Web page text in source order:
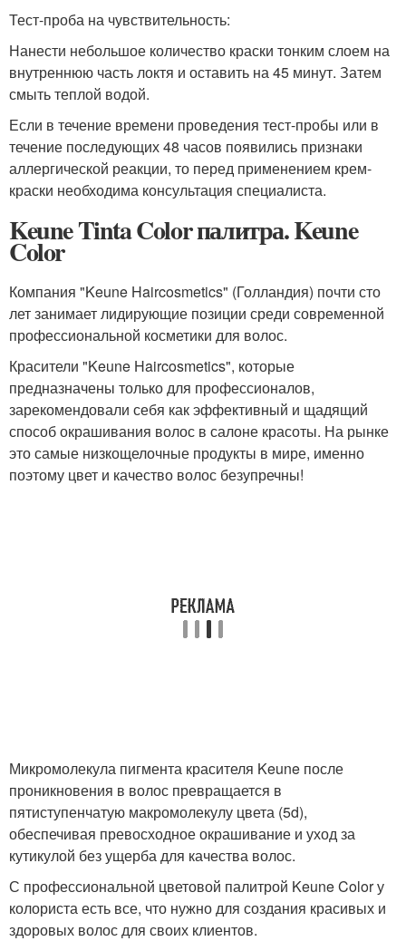
Тест-проба на чувствительность:
Нанести небольшое количество краски тонким слоем на
внутреннюю часть локтя и оставить на 45 минут. Затем
смыть теплой водой.
Если в течение времени проведения тест-пробы или в
течение последующих 48 часов появились признаки
аллергической реакции, то перед применением крем-
краски необходима консультация специалиста.
Keune Tinta Color палитра. Keune
Color
Компания "Keune Haircosmetics" (Голландия) почти сто
лет занимает лидирующие позиции среди современной
профессиональной косметики для волос.
Красители "Keune Haircosmetics", которые
предназначены только для профессионалов,
зарекомендовали себя как эффективный и щадящий
способ окрашивания волос в салоне красоты. На рынке
это самые низкощелочные продукты в мире, именно
поэтому цвет и качество волос безупречны!
Микромолекула пигмента красителя Keune после
проникновения в волос превращается в
пятиступенчатую макромолекулу цвета (5d),
обеспечивая превосходное окрашивание и уход за
кутикулой без ущерба для качества волос.
С профессиональной цветовой палитрой Keune Color у
колориста есть все, что нужно для создания красивых и
здоровых волос для своих клиентов.